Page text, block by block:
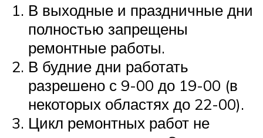
В выходные и праздничные дни
полностью запрещены
ремонтные работы.
В будние дни работать
разрешено с 9-00 до 19-00 (в
некоторых областях до 22-00).
Цикл ремонтных работ не